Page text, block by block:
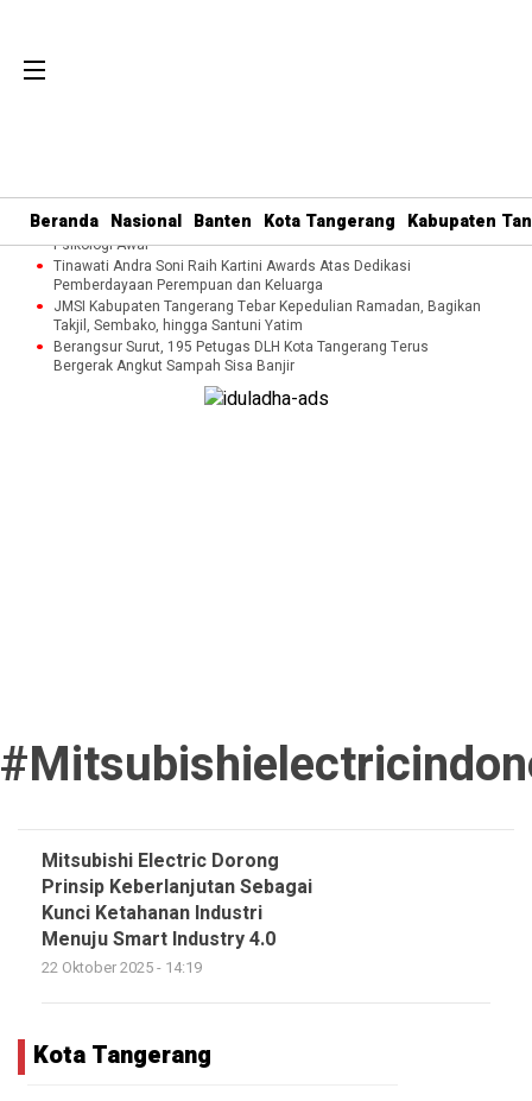
Beranda Nasional Banten Kota Tangerang Kabupaten
Tangsel Bekali Masyarakat Manajemen Stres dan Dukungan
Psikologi Awal
Tinawati Andra Soni Raih Kartini Awards Atas Dedikasi
Pemberdayaan Perempuan dan Keluarga
JMSI Kabupaten Tangerang Tebar Kepedulian Ramadan, Bagikan
Takjil, Sembako, hingga Santuni Yatim
Berangsur Surut, 195 Petugas DLH Kota Tangerang Terus
Bergerak Angkut Sampah Sisa Banjir
Mitsubishi Electric Dorong
Prinsip Keberlanjutan Sebagai
Kunci Ketahanan Industri
Menuju Smart Industry 4.0
22 Oktober 2025 - 14:19
Kota Tangerang